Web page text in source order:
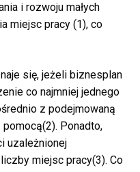
i rozwoju małych
miejsc pracy (1), co
się, jeżeli biznesplan
co najmniej jednego
z podejmowaną
Ponadto,
uzależnionej
miejsc pracy(3). Co